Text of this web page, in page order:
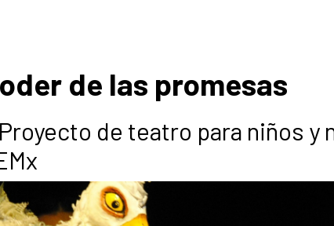
de las promesas
de teatro para niños y